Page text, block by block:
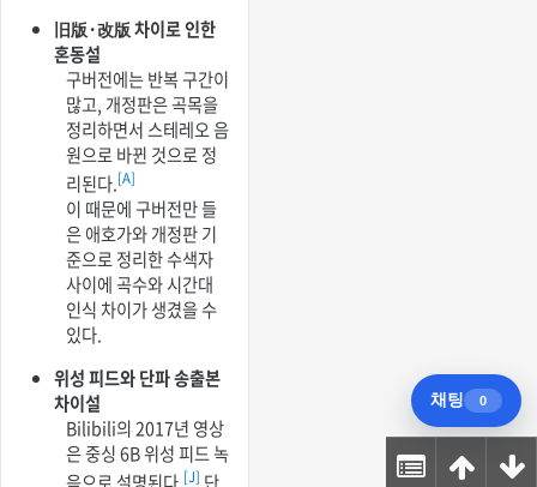
旧版·改版 차이로 인한
혼동설
구버전에는 반복 구간이
많고, 개정판은 곡목을
정리하면서 스테레오 음
원으로 바뀐 것으로 정
리된다.[A]
이 때문에 구버전만 들
은 애호가와 개정판 기
준으로 정리한 수색자
사이에 곡수와 시간대
인식 차이가 생겼을 수
있다.
위성 피드와 단파 송출본
차이설
Bilibili의 2017년 영상
은 중싱 6B 위성 피드 녹
음으로 설명된다. [J] 단